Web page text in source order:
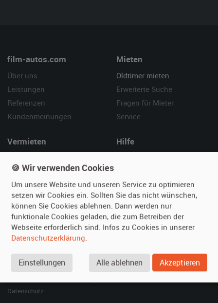
film-autos.com
Über uns
Leistungen
Referenzen
Kundenmeinungen
Mieten
Oldtimer mieten
Erweiterte Suche
Fragen für Mieter
Service
Vermieten
Fotos senden
Fragen für Vermieter
Inserat verwalten
Hilfe
Kontakt
SPECIAL
Berühmte Filmautos –
Datenschutz
🍪 Wir verwenden Cookies
Um unsere Website und unseren Service zu optimieren
setzen wir Cookies ein. Sollten Sie das nicht wünschen,
können Sie Cookies ablehnen. Dann werden nur
funktionale Cookies geladen, die zum Betreiben der
Webseite erforderlich sind. Infos zu Cookies in unserer
Datenschutzerklärung.
Einstellungen Alle ablehnen Akzeptieren